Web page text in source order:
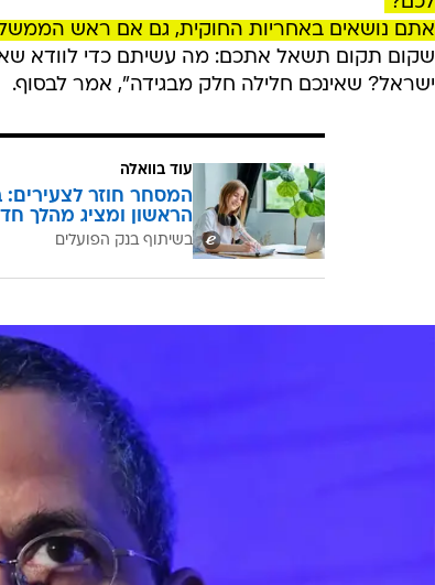
אתם נושאים באחריות החוקית, גם אם ראש
שקום תקום תשאל אתכם: מה עשיתם כדי לוודא
ישראל? שאינכם חלילה חלק מבגידה", אמר לבסוף.
עוד בוואלה
המסחר חוזר
הראשון ומציג מהלך
בשיתוף בנק הפועלים